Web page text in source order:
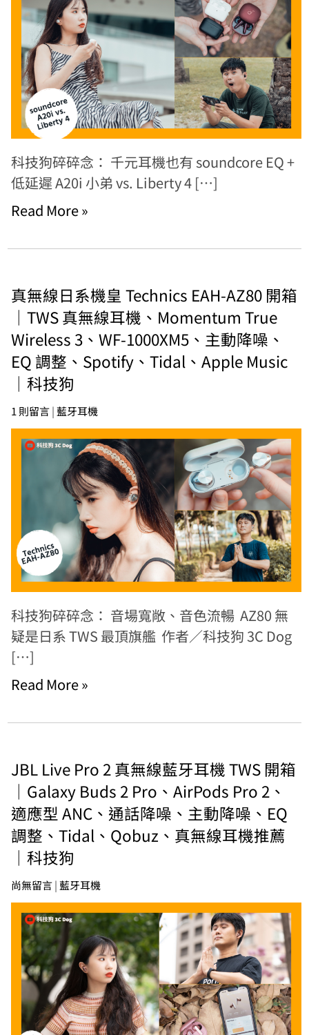
科技狗碎碎念： 千元耳機也有 soundcore EQ +
低延遲 A20i 小弟 vs. Liberty 4 […]
Read More »
真無線日系機皇 Technics EAH-AZ80 開箱
｜TWS 真無線耳機、Momentum True
Wireless 3、WF-1000XM5、主動降噪、
EQ 調整、Spotify、Tidal、Apple Music
｜科技狗
1 則留言|藍牙耳機
科技狗碎碎念： 音場寬敞、音色流暢 AZ80 無
疑是日系 TWS 最頂旗艦 作者／科技狗 3C Dog
[…]
Read More »
JBL Live Pro 2 真無線藍牙耳機 TWS 開箱
｜Galaxy Buds 2 Pro、AirPods Pro 2、
適應型 ANC、通話降噪、主動降噪、EQ
調整、Tidal、Qobuz、真無線耳機推薦
｜科技狗
尚無留言|藍牙耳機